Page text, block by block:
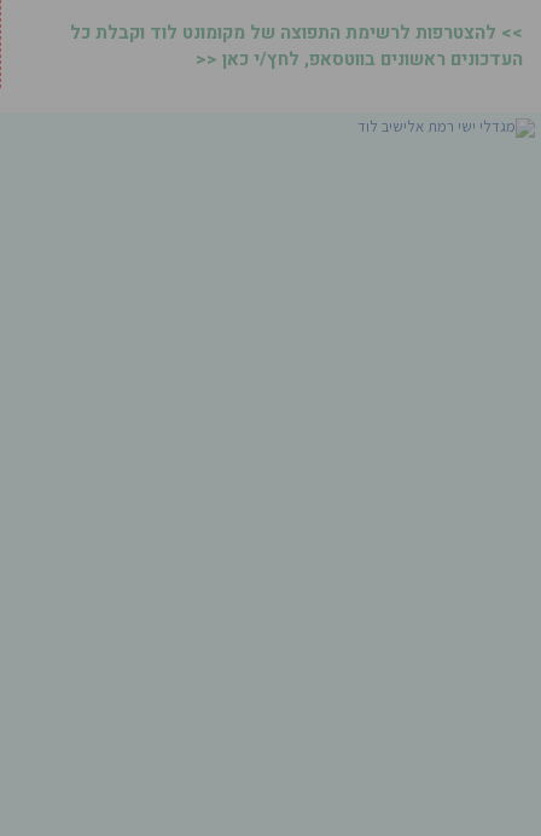
>> להצטרפות לרשימת התפוצה של מקומונט לוד וקבלת כל
העדכונים ראשונים בווטסאפ, לחץ/י כאן <<